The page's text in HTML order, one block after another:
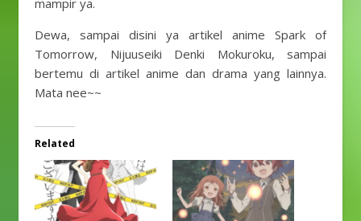
mampir ya.
Dewa, sampai disini ya artikel anime Spark of
Tomorrow, Nijuuseiki Denki Mokuroku, sampai
bertemu di artikel anime dan drama yang lainnya.
Mata nee~~
Related